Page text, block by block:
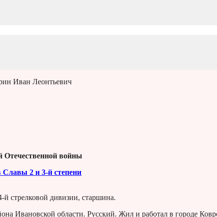
Иван Леонтьевич
Отечественной войны
Славы 2 и 3-й степени
й стрелковой дивизии, старшина.
Ивановской области. Русский. Жил и работал в городе